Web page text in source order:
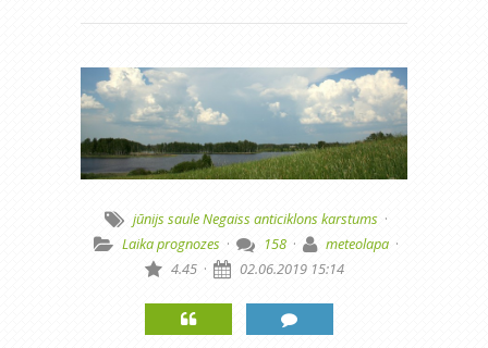
jūnijs sauleNegaiss anticiklons karstums ·
Laika prognozes · 158 · meteolapa ·
4.45 · 02.06.2019 15:14